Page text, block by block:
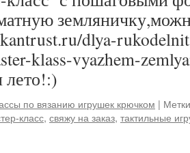
dlya-
klass-vyazhem-
лето!:)
по вязанию игрушек крючком |
класс, свяжу на заказ, тактильные